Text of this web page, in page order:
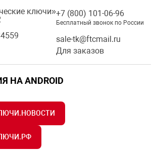
ключи»+7 (800) 101-06-96
Бесплатный звонок по России
sale-tk@ftcmail.ru
Для заказов
ANDROID